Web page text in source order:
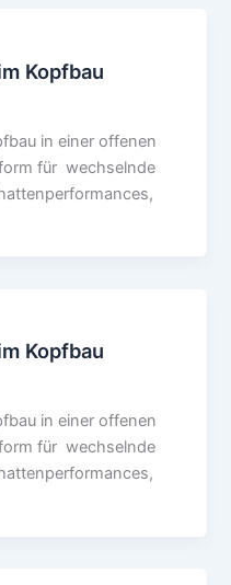
Kopfbau
in einer offenen
für wechselnde
Kopfbau
in einer offenen
für wechselnde